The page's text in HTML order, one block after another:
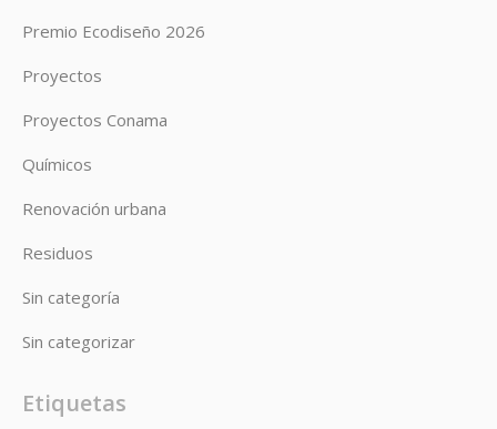
Premio Ecodiseño 2026
Proyectos
Proyectos Conama
Químicos
Renovación urbana
Residuos
Sin categoría
Sin categorizar
Etiquetas